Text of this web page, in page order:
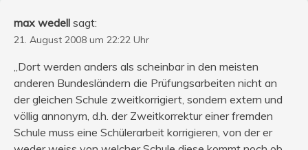
max wedell sagt:
21. August 2008 um 22:22 Uhr
„Dort werden anders als scheinbar in den meisten
anderen Bundesländern die Prüfungsarbeiten nicht an
der gleichen Schule zweitkorrigiert, sondern extern und
völlig annonym, d.h. der Zweitkorrektur einer fremden
Schule muss eine Schülerarbeit korrigieren, von der er